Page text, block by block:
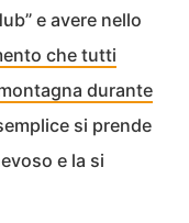
e avere nello
che tutti
durante
si prende
e la si